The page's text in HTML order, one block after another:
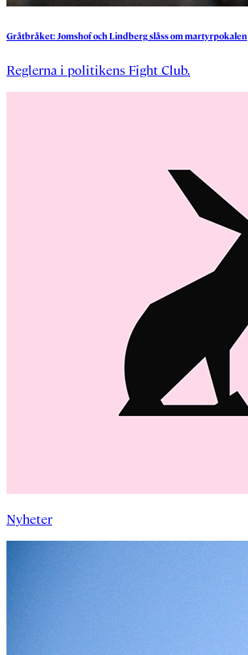
Gråtbråket:JomshofochLindbergslåssommartyrpokalen
Reglerna i politikens Fight Club.
Nyheter